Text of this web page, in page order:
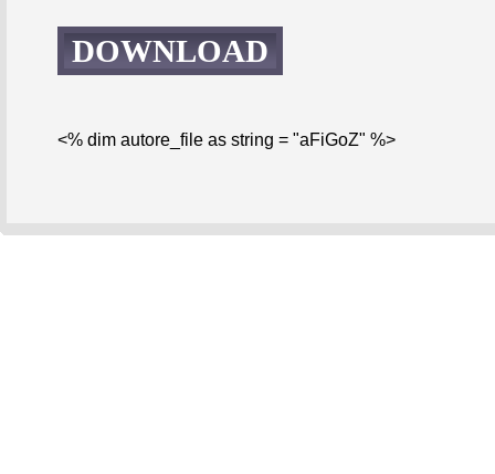
DOWNLOAD
<% dim autore_file as string = "aFiGoZ" %>